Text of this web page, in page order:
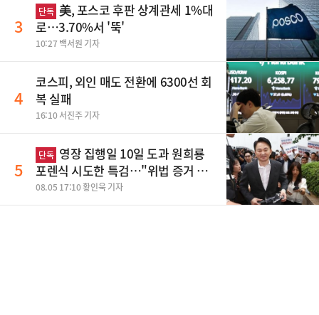
3
단독 美, 포스코 후판 상계관세 1%대
로…3.70%서 '뚝'
10:27 백서원 기자
4
코스피, 외인 매도 전환에 6300선 회
복 실패
16:10 서진주 기자
5
단독 영장 집행일 10일 도과 원희룡
포렌식 시도한 특검…"위법 증거 수
집" 지적
08.05 17:10 황인욱 기자